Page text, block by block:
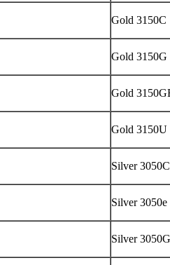
Gold 3150C
Gold 3150G
Gold
Gold 3150U
Silver 3050C
Silver 3050e
Silver